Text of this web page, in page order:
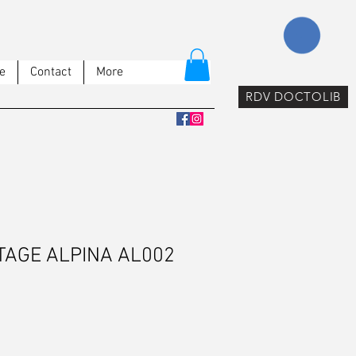
Contact More
RDV DOCTOLIB
ALPINA AL002